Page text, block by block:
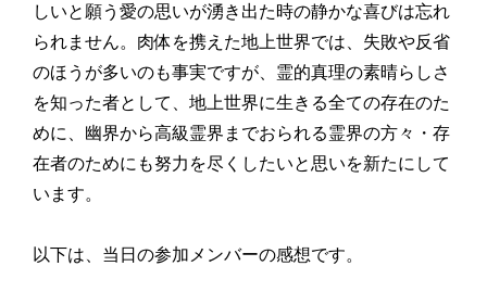
しいと願う愛の思いが湧き出た時の静かな喜びは忘れ
られません。肉体を携えた地上世界では、失敗や反省
のほうが多いのも事実ですが、霊的真理の素晴らしさ
を知った者として、地上世界に生きる全ての存在のた
めに、幽界から高級霊界までおられる霊界の方々・存
在者のためにも努力を尽くしたいと思いを新たにして
います。
以下は、当日の参加メンバーの感想です。